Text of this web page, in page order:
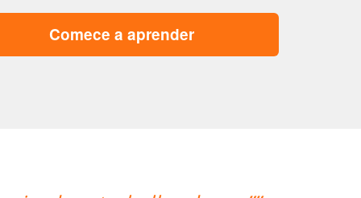
Comece a aprender